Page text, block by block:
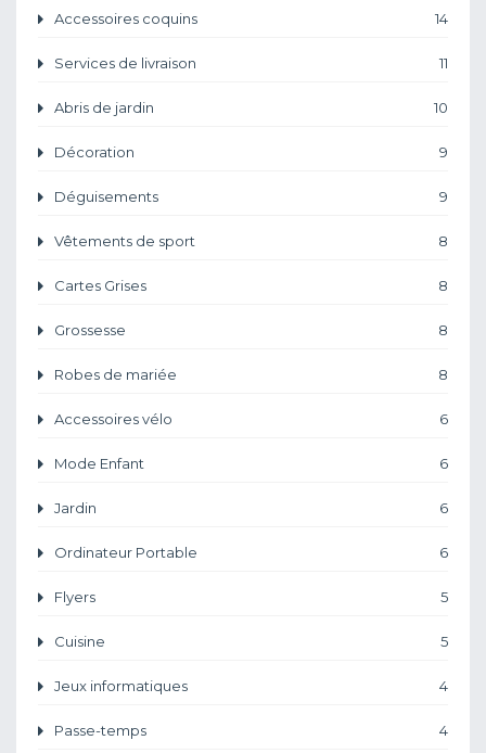
Accessoires coquins 14
Services de livraison 11
Abris de jardin 10
Décoration 9
Déguisements 9
Vêtements de sport 8
Cartes Grises 8
Grossesse 8
Robes de mariée 8
Accessoires vélo 6
Mode Enfant 6
Jardin 6
Ordinateur Portable 6
Flyers 5
Cuisine 5
Jeux informatiques 4
Passe-temps 4